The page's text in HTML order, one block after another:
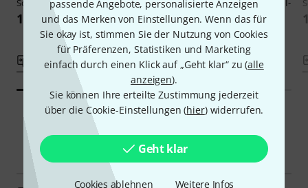
passende Angebote, personalisierte Anzeigen
und das Merken von Einstellungen. Wenn das für
Sie okay ist, stimmen Sie der Nutzung von Cookies
für Präferenzen, Statistiken und Marketing
einfach durch einen Klick auf „Geht klar“ zu (alle
anzeigen).
Sie können Ihre erteilte Zustimmung jederzeit
über die Cookie-Einstellungen (hier) widerrufen.
Geht klar
Cookies ablehnen Weitere Infos
Schilke Tuba 69C4
168 CHF
Vergleichen
SchilkeTuba Concert Series SHII-
CLE
253 CHF
Vergleichen
Smart Navigator